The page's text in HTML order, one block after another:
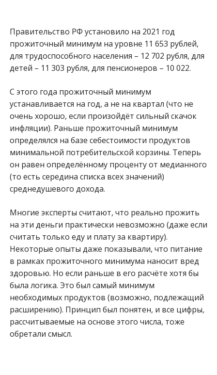
Правительство РФ установило на 2021 год
прожиточный минимум на уровне 11 653 рублей,
для трудоспособного населения – 12 702 рубля, для
детей – 11 303 рубля, для пенсионеров – 10 022.
С этого года прожиточный минимум
устанавливается на год, а не на квартал (что не
очень хорошо, если произойдёт сильный скачок
инфляции). Раньше прожиточный минимум
определялся на базе себестоимости продуктов
минимальной потребительской корзины. Теперь
он равен определённому проценту от медианного
(то есть середина списка всех значений)
среднедушевого дохода.
Многие эксперты считают, что реально прожить
на эти деньги практически невозможно (даже если
считать только еду и плату за квартиру).
Некоторые опыты даже показывали, что питание
в рамках прожиточного минимума наносит вред
здоровью. Но если раньше в его расчёте хотя бы
была логика. Это был самый минимум
необходимых продуктов (возможно, подлежащий
расширению). Принцип был понятен, и все цифры,
рассчитываемые на основе этого числа, тоже
обретали смысл.